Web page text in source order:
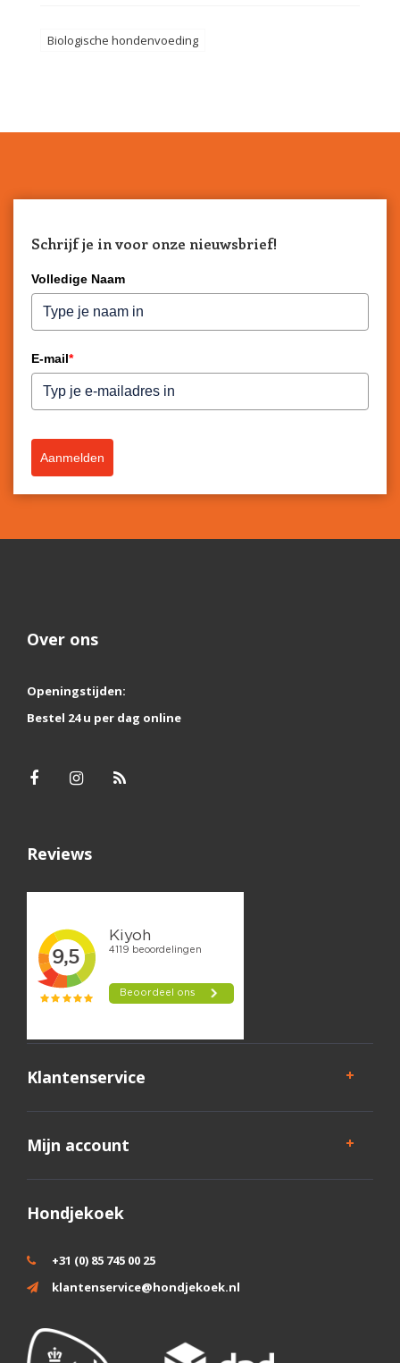
Biologische hondenvoeding
Schrijf je in voor onze nieuwsbrief!
Volledige Naam
E-mail*
Aanmelden
Over ons
Openingstijden:
Bestel 24 u per dag online
Reviews
Klantenservice
Mijn account
Hondjekoek
+31 (0) 85 745 00 25
klantenservice@hondjekoek.nl